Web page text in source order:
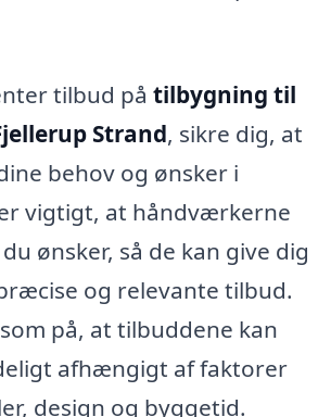
tilbud på tilbygning til
Strand, sikre dig, at
behov og ønsker i
vigtigt, at håndværkerne
ønsker, så de kan give dig
og relevante tilbud.
på, at tilbuddene kan
afhængigt af faktorer
design og byggetid.